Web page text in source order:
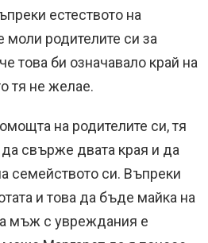
естеството на
моли родителите си за
това би означавало край на
тя не желае.
на родителите си, тя
свърже двата края и да
семейството си. Въпреки
и това да бъде майка на
мъж с увреждания е